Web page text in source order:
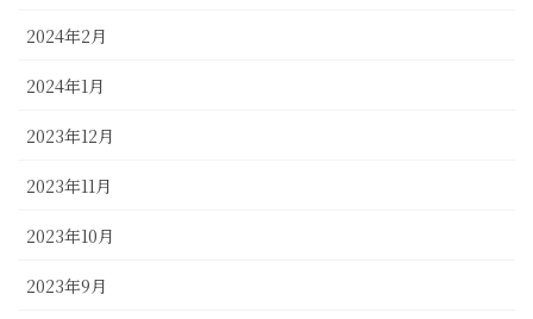
2024年2月
2024年1月
2023年12月
2023年11月
2023年10月
2023年9月